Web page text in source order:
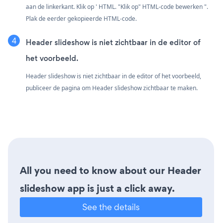
aan de linkerkant. Klik op ' HTML. "Klik op" HTML-code bewerken ".
Plak de eerder gekopieerde HTML-code.
Header slideshow is niet zichtbaar in de editor of
het voorbeeld.
Header slideshow is niet zichtbaar in de editor of het voorbeeld,
publiceer de pagina om Header slideshow zichtbaar te maken.
All you need to know about our Header
slideshow app is just a click away.
See the details